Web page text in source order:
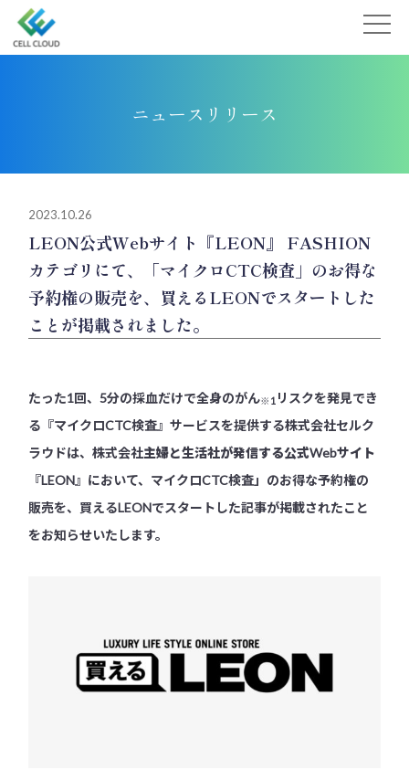
ニュースリリース
2023.10.26
LEON公式Webサイト『LEON』 FASHION
カテゴリにて、「マイクロCTC検査」のお得な
予約権の販売を、買えるLEONでスタートした
ことが掲載されました。
たった1回、5分の採血だけで全身のがん※1 リスクを発見でき
る『マイクロCTC検査』サービスを提供する株式会社セルク
ラウドは、株式会社主婦と生活社が発信する公式Webサイト
『LEON』において、マイクロCTC検査」のお得な予約権の
販売を、買えるLEONでスタートした記事が掲載されたこと
をお知らせいたします。